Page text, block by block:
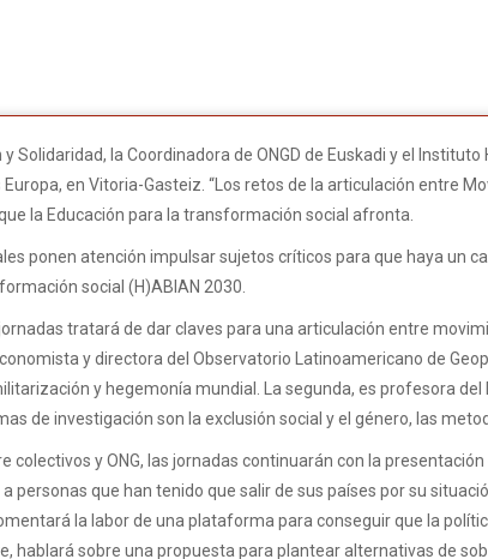
Solidaridad, la Coordinadora de ONGD de Euskadi y el
en Vitoria-Gasteiz. “Los retos de la articulación entre
la Educación para la transformación social afronta.
ponen atención impulsar sujetos críticos para que haya un
social (H)ABIAN 2030.
tratará de dar claves para una articulación entre
y directora del Observatorio Latinoamericano de
y hegemonía mundial. La segunda, es profesora
de investigación son la exclusión social y el género, las
colectivos y ONG, las jornadas continuarán con la
personas que han tenido que salir de sus países por su
la labor de una plataforma para conseguir que la
hablará sobre una propuesta para plantear alternativas de